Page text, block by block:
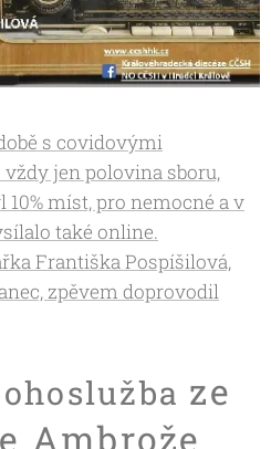
s covidovými
jen polovina sboru,
míst, pro nemocné a v
také online.
Františka Pospíšilová,
zpěvem doprovodil
ze
Ambrože